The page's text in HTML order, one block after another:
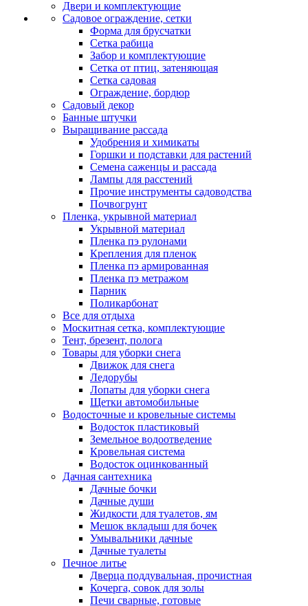
Двери и комплектующие
Садовое ограждение, сетки
Форма для брусчатки
Сетка рабица
Забор и комплектующие
Сетка от птиц, затеняющая
Сетка садовая
Ограждение, бордюр
Садовый декор
Банные штучки
Выращивание рассада
Удобрения и химикаты
Горшки и подставки для растений
Семена саженцы и рассада
Лампы для расстений
Прочие инструменты садоводства
Почвогрунт
Пленка, укрывной материал
Укрывной материал
Пленка пэ рулонами
Крепления для пленок
Пленка пэ армированная
Пленка пэ метражом
Парник
Поликарбонат
Все для отдыха
Москитная сетка, комплектующие
Тент, брезент, полога
Товары для уборки снега
Движок для снега
Ледорубы
Лопаты для уборки снега
Щетки автомобильные
Водосточные и кровельные системы
Водосток пластиковый
Земельное водоотведение
Кровельная система
Водосток оцинкованный
Дачная сантехника
Дачные бочки
Дачные души
Жидкости для туалетов, ям
Мешок вкладыш для бочек
Умывальники дачные
Дачные туалеты
Печное литье
Дверца поддувальная, прочистная
Кочерга, совок для золы
Печи сварные, готовые